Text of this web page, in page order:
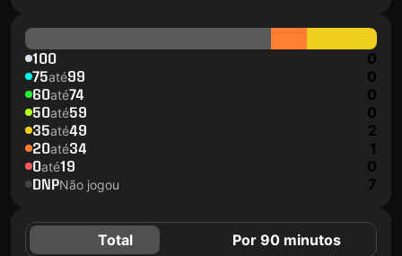
100 0
75até99 0
60até74 0
50até59 0
35até49 2
20até34 1
0até19 0
DNPNão jogou 7
Total Por 90 minutos